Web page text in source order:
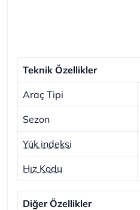
Teknik Özellikler
Araç Tipi
Sezon
Yük indeksi
Hız Kodu
Diğer Özellikler